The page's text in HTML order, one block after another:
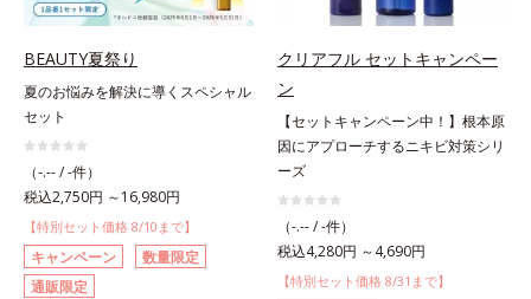
BEAUTY夏祭り
夏のお悩みを解決に導くスペシャル
セット
（-.-- / -件）
税込2,750円 ～16,980円
【特別セット価格 8/10まで】
キャンペーン
数量限定
通販限定
クリアフル セットキャンペー
ン
【セットキャンペーン中！】根本原
因にアプローチするニキビ対策シリ
ーズ
（-.-- / -件）
税込4,280円 ～4,690円
【特別セット価格 8/31まで】